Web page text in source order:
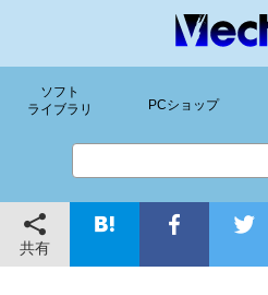
ソフト
ライブラリ
PCショップ
共有